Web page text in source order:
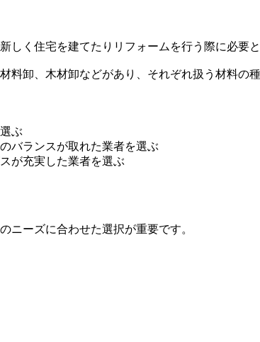
く住宅を建てたりリフォームを行う際に必要
卸、木材卸などがあり、それぞれ扱う材料の
ぶ
バランスが取れた業者を選ぶ
が充実した業者を選ぶ
ニーズに合わせた選択が重要です。